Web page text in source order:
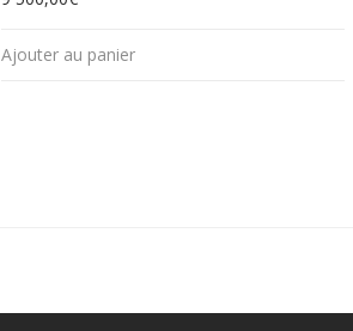
Ajouter au panier